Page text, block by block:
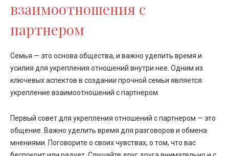
взаимоотношения с
партнером
Семья — это основа общества, и важно уделить время и
усилия для укрепления отношений внутри нее. Одним из
ключевых аспектов в создании прочной семьи является
укрепление взаимоотношений с партнером.
Первый совет для укрепления отношений с партнером — это
общение. Важно уделить время для разговоров и обмена
мнениями. Поговорите о своих чувствах, о том, что вас